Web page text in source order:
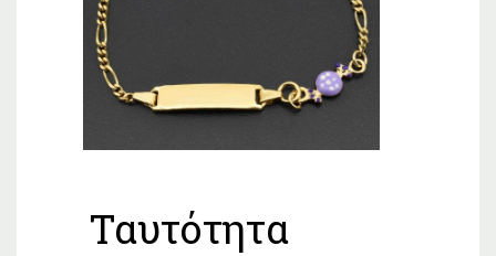
Ταυτότητα